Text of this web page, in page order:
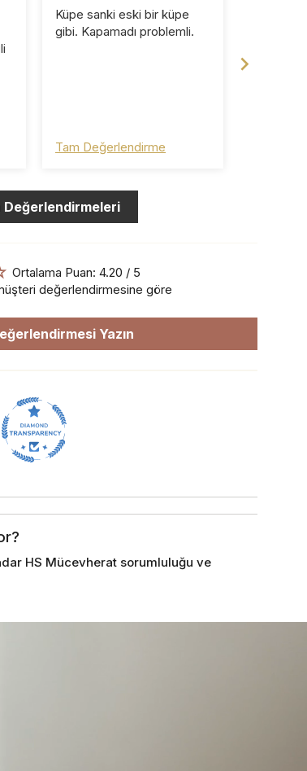
Küpe sanki eski bir küpe
gibi. Kapamadı problemli.
Tam Değerlendirme
Değerlendirmeleri
Ortalama Puan: 4.20 / 5
değerlendirmesine göre
Yazın
HS Mücevherat sorumluluğu ve